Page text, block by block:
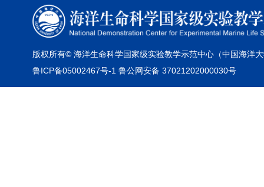
版权所有© 海洋生命科学国家级实验教学示范中心（中国海洋
鲁ICP备05002467号-1 鲁公网安备 37021202000030号